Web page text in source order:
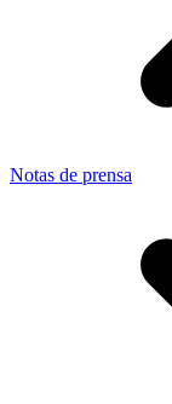
Notas de prensa